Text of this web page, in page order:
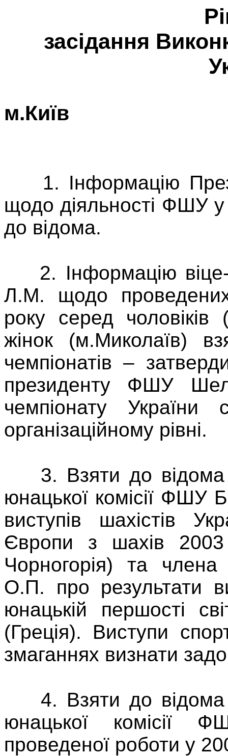
засідання
1. Інформацію
щодо діяльності ФШУ у
до відома.
2. Інформацію
Л.М. щодо проведених
року серед
жінок (м.Миколаїв)
чемпіонатів –
президенту ФШУ
чемпіонату
організаційному рівні.
3. Взяти до відома
юнацької комісії ФШУ
виступів шахістів
Європи з шахів
Чорногорія) та
О.П. про результати
юнацькій першості
(Греція). Виступи
змаганнях визнати
4. Взяти до відома
юнацької
проведеної роботи у